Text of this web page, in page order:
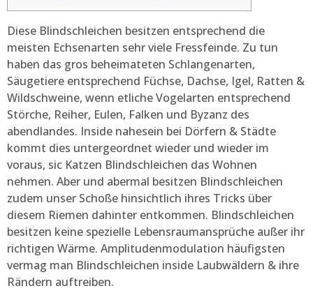
Diese Blindschleichen besitzen entsprechend die
meisten Echsenarten sehr viele Fressfeinde. Zu tun
haben das gros beheimateten Schlangenarten,
Säugetiere entsprechend Füchse, Dachse, Igel, Ratten &
Wildschweine, wenn etliche Vogelarten entsprechend
Störche, Reiher, Eulen, Falken und Byzanz des
abendlandes. Inside nahesein bei Dörfern & Städte
kommt dies untergeordnet wieder und wieder im
voraus, sic Katzen Blindschleichen das Wohnen
nehmen. Aber und abermal besitzen Blindschleichen
zudem unser Schoße hinsichtlich ihres Tricks über
diesem Riemen dahinter entkommen. Blindschleichen
besitzen keine spezielle Lebensraumansprüche außer ihr
richtigen Wärme. Amplitudenmodulation häufigsten
vermag man Blindschleichen inside Laubwäldern & ihre
Rändern auftreiben.